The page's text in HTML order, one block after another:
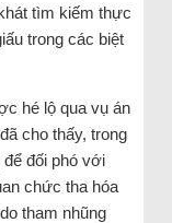
tìm kiếm thực
trong các biệt
hé lộ qua vụ án
cho thấy, trong
đối phó với
chức tha hóa
tham nhũng